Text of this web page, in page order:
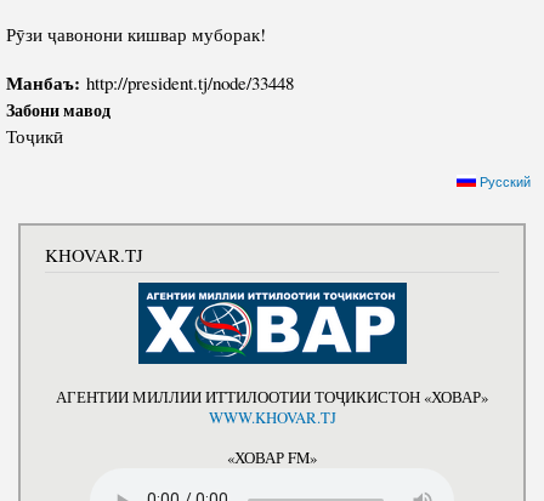
Рӯзи ҷавонони кишвар муборак!
Манбаъ: http://president.tj/node/33448
Забони мавод
Тоҷикӣ
Русский
KHOVAR.TJ
АГЕНТИИ МИЛЛИИ ИТТИЛООТИИ ТОҶИКИСТОН «ХОВАР»
WWW.KHOVAR.TJ
«ХОВАР FM»